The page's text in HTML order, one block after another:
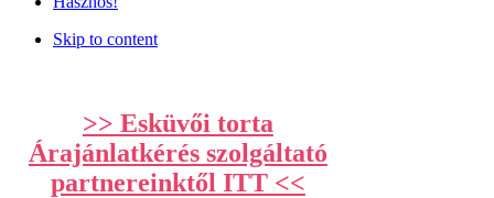
Skip to content
>> Esküvői torta
Árajánlatkérés szolgáltató
partnereinktől ITT <<